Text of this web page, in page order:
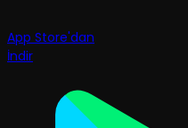
App Store'dan
İndir